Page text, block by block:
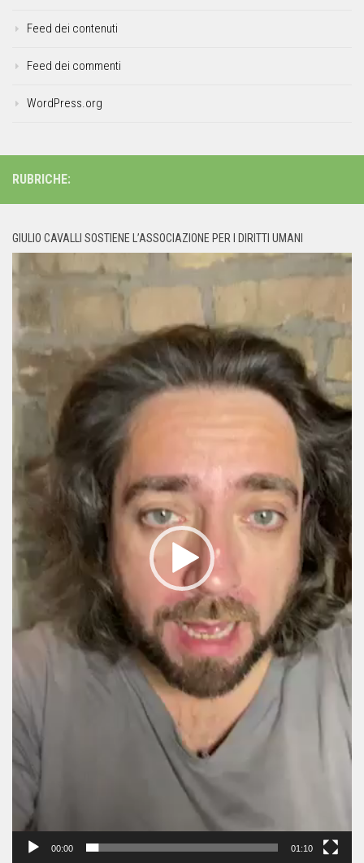
Feed dei contenuti
Feed dei commenti
WordPress.org
RUBRICHE:
GIULIO CAVALLI SOSTIENE L’ASSOCIAZIONE PER I DIRITTI UMANI
Player
00:00 01:10